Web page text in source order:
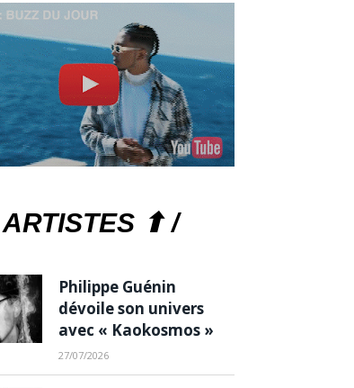
ARTISTES ⬆ /
Philippe Guénin
dévoile son univers
avec « Kaokosmos »
27/07/2026